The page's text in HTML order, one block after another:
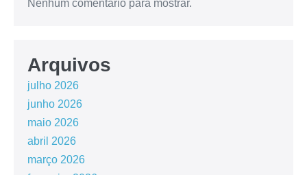
Nenhum comentário para mostrar.
Arquivos
julho 2026
junho 2026
maio 2026
abril 2026
março 2026